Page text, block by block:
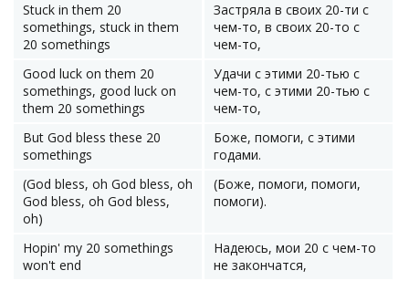
Stuck in them 20
somethings, stuck in them
20 somethings
Застряла в своих 20-ти с
чем-то, в своих 20-то с
чем-то,
Good luck on them 20
somethings, good luck on
them 20 somethings
Удачи с этими 20-тью с
чем-то, с этими 20-тью с
чем-то,
But God bless these 20
somethings
Боже, помоги, с этими
годами.
(God bless, oh God bless, oh
God bless, oh God bless,
oh)
(Боже, помоги, помоги,
помоги).
Hopin' my 20 somethings
won't end
Надеюсь, мои 20 с чем-то
не закончатся,